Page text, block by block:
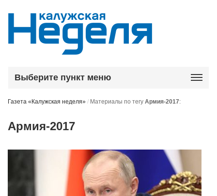
Выберите пункт меню
Газета «Калужская неделя» / Материалы по тегуАрмия-2017:
Армия-2017